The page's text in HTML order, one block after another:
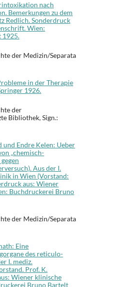
nach
Bemerkungen zu dem
Redlich. Sonderdruck
Wien:
1925.
der Medizin/Separata
in der Therapie
1926.
der
Bibliothek, Sign.:
und Endre Kelen: Ueber
„chemisch-
Aus der I.
in Wien (Vorstand:
aus: Wiener
Buchdruckerei Bruno
der Medizin/Separata
Eine
des reticulo-
I. mediz.
Prof. K.
Wiener klinische
Bruno Bartelt